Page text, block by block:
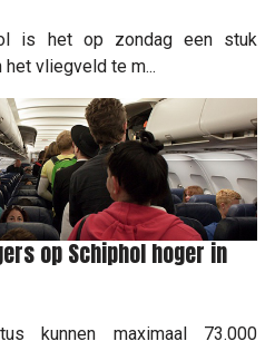
is het op zondag een stuk
vliegveld te m...
op Schiphol hoger in
kunnen maximaal 73.000